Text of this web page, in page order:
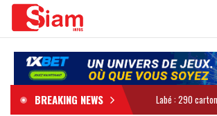
BREAKING NEWS